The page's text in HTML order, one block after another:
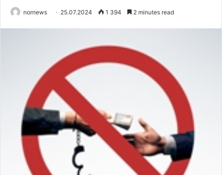
nornews 25.07.2024 1 394 2 minutes read